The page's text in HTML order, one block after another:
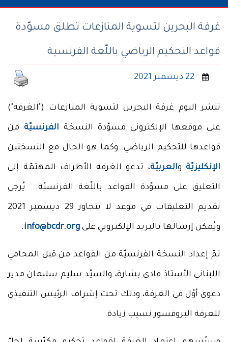
غرفة البحرين لتسوية المنازعات تطلق مسوّدة
قواعد التحكيم الرياضي باللّغة الفرنسية
22 ديسمبر 2021
تنشر اليوم غرفة البحرين لتسوية المنازعات ("الغرفة")
على موقعها الإلكتروني مسوّدة النسخة الفرنسيّة من
قواعدها للتحكيم الرياضي. وكما هو الحال مع النسختين
الإنكليزيّة والعربيّة، تدعو الغرفة الأطراف المهتمّة إلى
التعليق على مسوّدة القواعد باللّغة الفرنسيّة. يُرجى
تقديم التعليقات في موعد لا يتجاوز 29 ديسمبر 2021
ويُمكن إرسالها بالبريد الإلكتروني على info@bcdr.org
.
تمّ إعداد النسخة الفرنسيّة من القواعد من قبل المحامي
اللبناني الأستاذ فادي بشارة، والسيّد سليم سليمان مدير
دعوى أوّل في الغرفة، وذلك تحت إشراف الرئيس التنفيذي
للغرفة البروفسور نسيب زيادة.